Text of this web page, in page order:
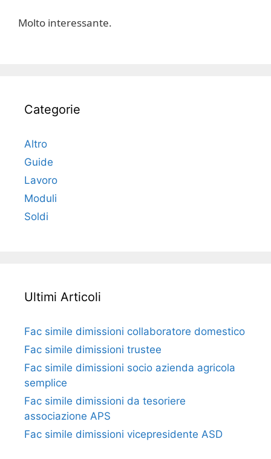
Molto interessante.
Categorie
Altro
Guide
Lavoro
Moduli
Soldi
Ultimi Articoli
Fac simile dimissioni collaboratore domestico​​​
Fac simile dimissioni trustee​​​
Fac simile ​dimissioni socio azienda agricola
semplice​​​
Fac simile dimissioni da tesoriere
associazione APS​​
Fac simile dimissioni vicepresidente ASD​​